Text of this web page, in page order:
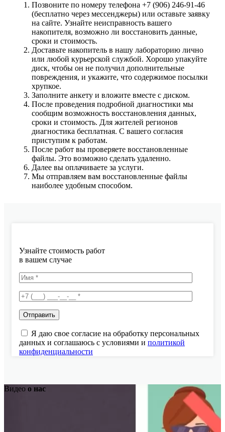
Позвоните по номеру телефона +7 (906) 246-91-46
(бесплатно через мессенджеры) или оставьте заявку
на сайте. Узнайте неисправность вашего
накопителя, возможно ли восстановить данные,
сроки и стоимость.
Доставьте накопитель в нашу лабораторию лично
или любой курьерской службой. Хорошо упакуйте
диск, чтобы он не получил дополнительные
повреждения, и укажите, что содержимое посылки
хрупкое.
Заполните анкету и вложите вместе с диском.
После проведения подробной диагностики мы
сообщим возможность восстановления данных,
сроки и стоимость. Для жителей регионов
диагностика бесплатная. С вашего согласия
приступим к работам.
После работ вы проверяете восстановленные
файлы. Это возможно сделать удаленно.
Далее вы оплачиваете за услуги.
Мы отправляем вам восстановленные файлы
наиболее удобным способом.
Узнайте стоимость работ
в вашем случае
Я даю свое согласие на обработку персональных
данных и соглашаюсь с условиями и политикой
конфиденциальности
Видео о нас